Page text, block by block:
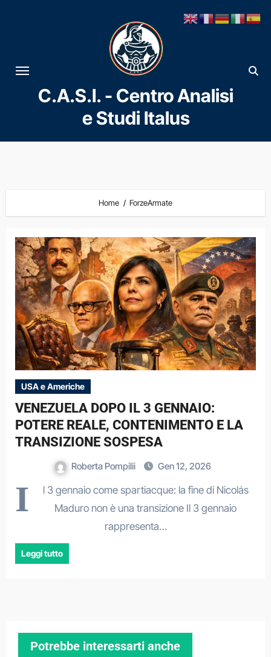
al
contenuto
C.A.S.I. - Centro Analisi
e Studi Italus
Home ForzeArmate
USA e Americhe
VENEZUELA DOPO IL 3 GENNAIO:
POTERE REALE, CONTENIMENTO E LA
TRANSIZIONE SOSPESA
Roberta Pompilii Gen 12, 2026
I
l 3 gennaio come spartiacque: la fine di Nicolás
Maduro non è una transizione Il 3 gennaio
rappresenta…
Leggi tutto
Potrebbe interessarti anche